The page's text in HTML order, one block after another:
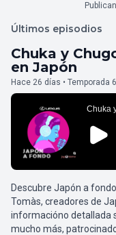
Últimos episodios
Chuka y
en Japón
Hace 26 días • Temporada
Descubre Japón a
Tomàs, creadores de
informacióno detallada
mucho más,